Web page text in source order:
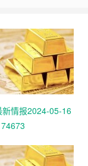
新情报2024-05-16